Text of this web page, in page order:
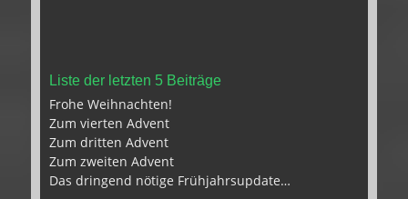
Liste der letzten 5 Beiträge
Frohe Weihnachten!
Zum vierten Advent
Zum dritten Advent
Zum zweiten Advent
Das dringend nötige Frühjahrsupdate…